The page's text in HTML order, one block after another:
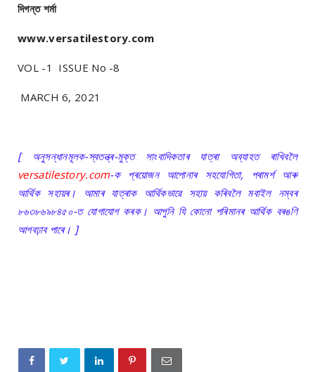
দিগন্ত শৰ্মা
www.versatilestory.com
VOL -1 ISSUE No -8
MARCH 6, 2021
[ অনুসন্ধানমূলক-স্বতন্ত্ৰ-মুক্ত সাংবাদিকতাৰ যাত্ৰা অব্যাহত ৰাখিবলৈ
versatilestory.com-ক প্ৰয়োজন আপোনাৰ সহযোগিতা, পৰামৰ্শ আৰু
আৰ্থিক সহায়ৰ। আমাৰ যাত্ৰাক আৰ্থিকভাৱে সহায় কৰিবলৈ মবাইল নম্বৰ
৮৬৩৮৬৯৮৪৫০-ত যোগাযোগ কৰক। আপুনি যি কোনো পৰিমানৰ আৰ্থিক বৰঙণি
আগবঢ়াব পাৰে। ]